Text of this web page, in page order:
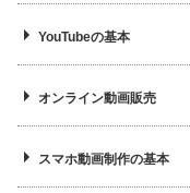
YouTubeの基本
オンライン動画販売
スマホ動画制作の基本